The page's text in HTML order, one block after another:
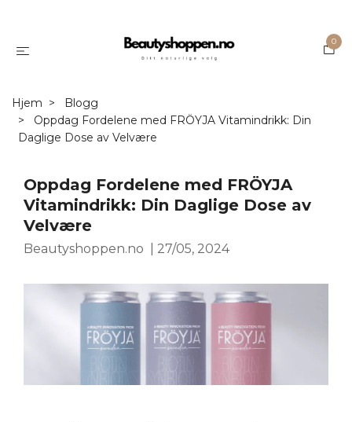
0
Hjem
Blogg
Oppdag Fordelene med FRÖYJA Vitamindrikk: Din
Daglige Dose av Velvære
Oppdag Fordelene med FRÖYJA
Vitamindrikk: Din Daglige Dose av
Velvære
Beautyshoppen.no 27/05, 2024